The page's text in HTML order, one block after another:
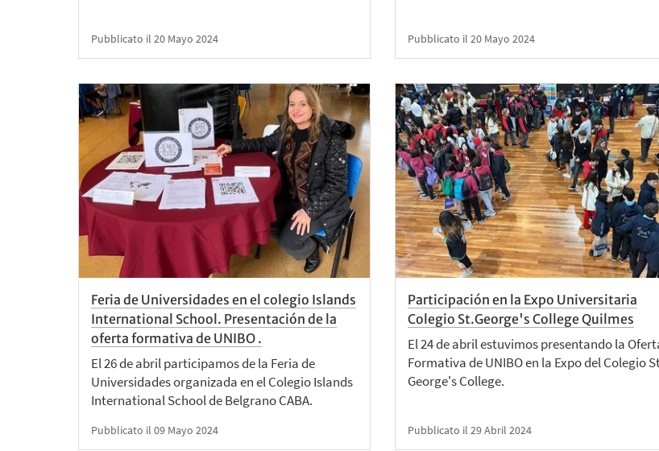
Pubblicato il 20 Mayo 2024 Pubblicato il 20 Mayo 2024
Feria de Universidades en el colegio Islands
International School. Presentación de la
oferta formativa de UNIBO .
El 26 de abril participamos de la Feria de
Universidades organizada en el Colegio Islands
International School de Belgrano CABA.
Pubblicato il 09 Mayo 2024
Participación en la Expo Universitaria
Colegio St.George's College Quilmes
El 24 de abril estuvimos presentando la
Formativa de UNIBO en la Expo del Colegio
George's College.
Pubblicato il 29 Abril 2024